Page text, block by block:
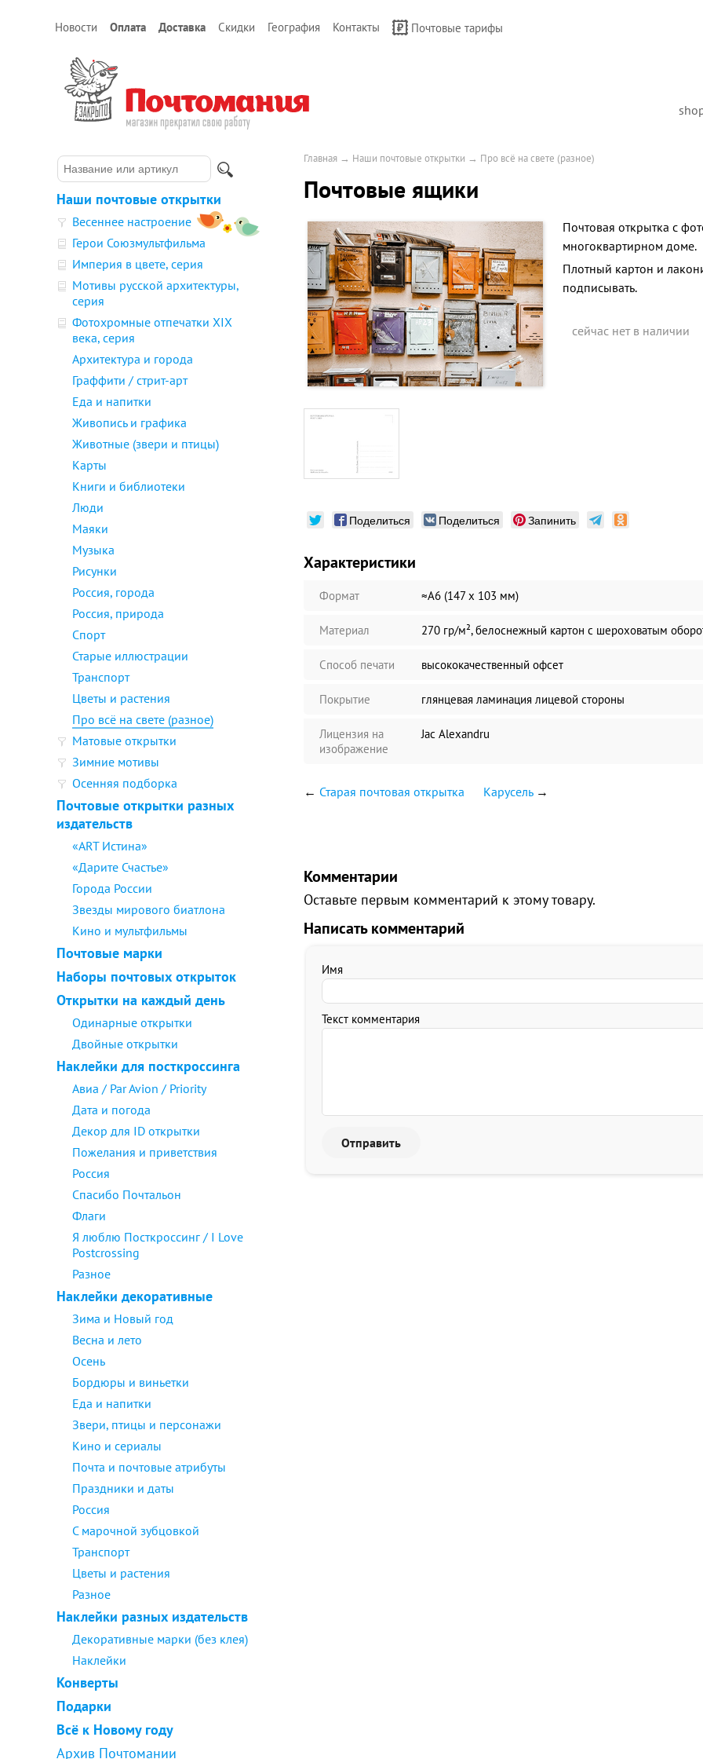
Новости Оплата Доставка Скидки География Контакты Почтовые тарифы
Наши почтовые открытки
Весеннее настроение
Герои Союзмультфильма
Империя в цвете, серия
Мотивы русской архитектуры,
серия
Фотохромные отпечатки XIX
века, серия
Архитектура и города
Граффити / стрит-арт
Еда и напитки
Живопись и графика
Животные (звери и птицы)
Карты
Книги и библиотеки
Люди
Маяки
Музыка
Рисунки
Россия, города
Россия, природа
Спорт
Старые иллюстрации
Транспорт
Цветы и растения
Про всё на свете (разное)
Матовые открытки
Зимние мотивы
Осенняя подборка
Почтовые открытки разных
издательств
«ART Истина»
«Дарите Счастье»
Города России
Звезды мирового биатлона
Кино и мультфильмы
Почтовые марки
Наборы почтовых открыток
Открытки на каждый день
Одинарные открытки
Двойные открытки
Наклейки для посткроссинга
Авиа / Par Avion / Priority
Дата и погода
Декор для ID открытки
Пожелания и приветствия
Россия
Спасибо Почтальон
Флаги
Я люблю Посткроссинг / I Love
Postcrossing
Разное
Наклейки декоративные
Зима и Новый год
Весна и лето
Осень
Бордюры и виньетки
Еда и напитки
Звери, птицы и персонажи
Кино и сериалы
Почта и почтовые атрибуты
Праздники и даты
Россия
С марочной зубцовкой
Транспорт
Цветы и растения
Разное
Наклейки разных издательств
Декоративные марки (без клея)
Наклейки
Конверты
Подарки
Всё к Новому году
Архив Почтомании
Главная → Наши почтовые открытки → Про всё на свете (разное)
Почтовые ящики
Почтовая открытка с
многоквартирном доме.
Плотный картон и
подписывать.
сейчас нет в наличии
Поделиться Поделиться Запинить
Характеристики
Формат ≈А6 (147 х 103 мм)
Материал 270 гр/м², белоснежный картон с шероховатым
Способ печати высококачественный офсет
Покрытие глянцевая ламинация лицевой стороны
Лицензия на
изображение
Jac Alexandru
← Старая почтовая открытка Карусель→
Комментарии
Оставьте первым комментарий к этому товару.
Написать комментарий
Имя
Текст комментария